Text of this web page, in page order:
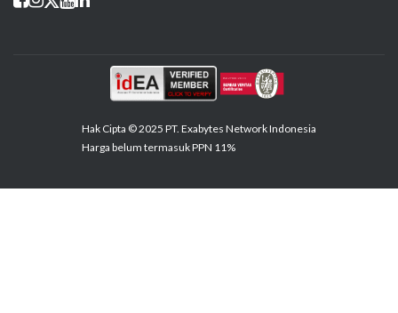
Hak Cipta © 2025 PT. Exabytes Network Indonesia
Harga belum termasuk PPN 11%